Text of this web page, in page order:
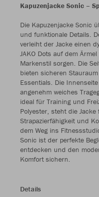
Kapuzenjacke Sonic –
Die Kapuzenjacke Sonic
und funktionale Details.
verleiht der Jacke einen
JAKO Dots auf dem
Markenstil sorgen. Die
bieten sicheren
Essentials. Die
angenehm weiches
ideal für Training und
Polyester, steht die
Strapazierfähigkeit und
dem Weg ins
Sonic ist der perfekte
entdecken und den
Komfort sichern.
Details